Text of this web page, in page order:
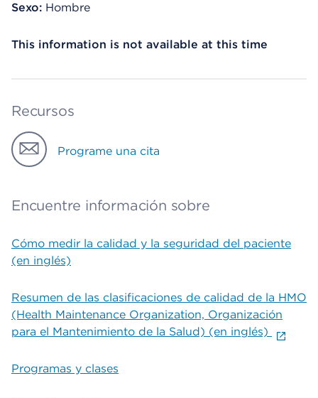
Sexo: Hombre
This information is not available at this time
Recursos
Programe una cita
Encuentre información sobre
Cómo medir la calidad y la seguridad del paciente
(en inglés)
Resumen de las clasificaciones de calidad de la HMO
(Health Maintenance Organization, Organización
para el Mantenimiento de la Salud) (en inglés)
Programas y clases